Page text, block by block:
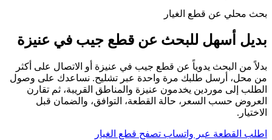
بحث محلي عن قطع الغيار
بديل أسهل للبحث عن قطع جيب في عنيزة
بدلاً من البحث يدوياً عن قطع جيب في عنيزة أو الاتصال على أكثر
من محل، أرسل طلبك مرة واحدة عبر تشليح. نساعدك على وصول
الطلب إلى موردين يخدمون عنيزة والمناطق القريبة، ثم تقارن
العروض حسب السعر، حالة القطعة، التوافق، والضمان قبل
الاختيار.
اطلب القطعة عبر واتساب تصفح قطع الغيار